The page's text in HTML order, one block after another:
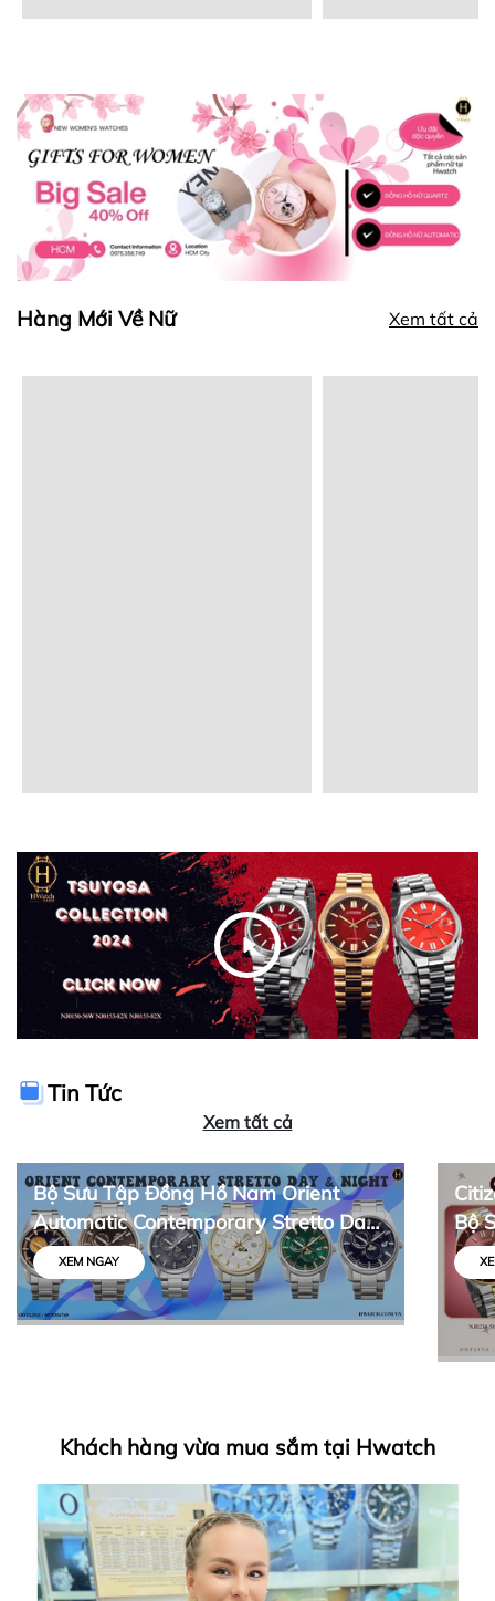
Hàng Mới Về Nữ Xem tất cả
Tin Tức
Xem tất cả
Bộ Sưu Tập Đồng Hồ Nam Orient
Automatic Contemporary Stretto Day
& Night
XEM NGAY
Bộ
Khách hàng vừa mua sắm tại Hwatch